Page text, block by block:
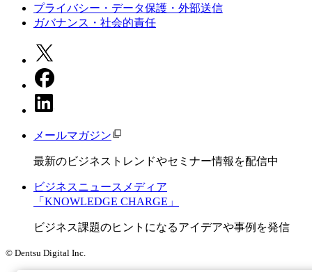
プライバシー・データ保護・外部送信
ガバナンス・社会的責任
メールマガジン
最新のビジネストレンドやセミナー情報を配信中
ビジネスニュースメディア
「KNOWLEDGE CHARGE」
ビジネス課題のヒントになるアイデアや事例を発信
© Dentsu Digital Inc.